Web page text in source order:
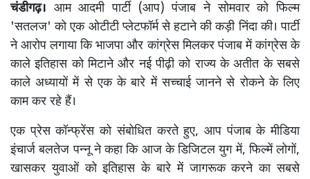
चंडीगढ़। आम आदमी पार्टी (आप) पंजाब ने सोमवार को फिल्म
'सतलज' को एक ओटीटी प्लेटफॉर्म से हटाने की कड़ी निंदा की। पार्टी
ने आरोप लगाया कि भाजपा और कांग्रेस मिलकर पंजाब में कांग्रेस के
काले इतिहास को मिटाने और नई पीढ़ी को राज्य के अतीत के सबसे
काले अध्यायों में से एक के बारे में सच्चाई जानने से रोकने के लिए
काम कर रहे हैं।
एक प्रेस कॉन्फ्रेंस को संबोधित करते हुए, आप पंजाब के मीडिया
इंचार्ज बलतेज पन्नू ने कहा कि आज के डिजिटल युग में, फिल्में लोगों,
खासकर युवाओं को इतिहास के बारे में जागरूक करने का सबसे